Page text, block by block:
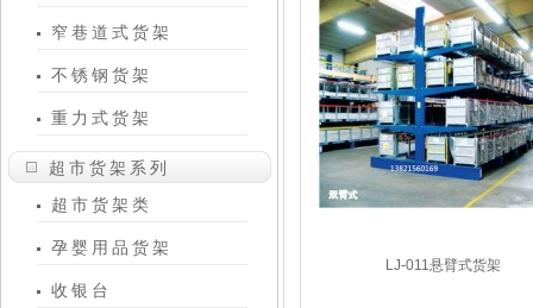
窄巷道式货架
不锈钢货架
重力式货架
超市货架系列
超市货架类
孕婴用品货架
收银台
LJ-011悬臂式货架